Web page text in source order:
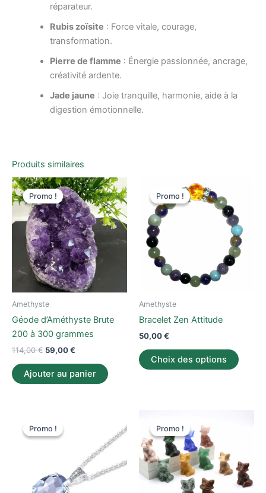
réparateur.
Rubis zoïsite : Force vitale, courage,
transformation.
Pierre de flamme : Énergie passionnée, ancrage,
créativité ardente.
Jade jaune : Joie tranquille, harmonie, aide à la
digestion émotionnelle.
Produits similaires
Promo !
Promo !
Amethyste
Géode d’Améthyste Brute
200 à 300 grammes
114,00€
Le
prix
initial
était :
114,00 €.
59,00€
Le
prix
actuel
est :
59,00 €.
Ajouter au panier
Promo !
Promo !
Amethyste
Bracelet Zen Attitude
50,00€
Choix des options
Les
page
Promo !
Promo !
prix
initial
98,00 €.
produit
a
plusieurs
variations.
Promo !
Promo !
prix
initial
était :
44,00 €.
prix
actuel
est :
27,00 €.
Les